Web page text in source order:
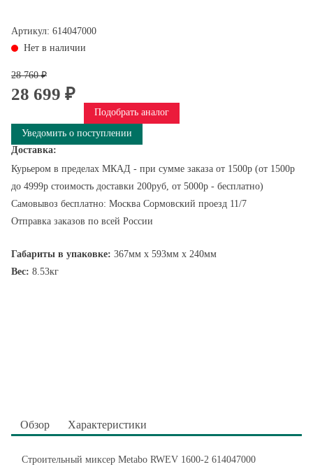
Артикул: 614047000
Нет в наличии
28 760 ₽
28 699 ₽
Подобрать аналог
Уведомить о поступлении
Доставка:
Курьером в пределах МКАД - при сумме заказа от 1500р (от 1500р
до 4999р стоимость доставки 200руб, от 5000р - бесплатно)
Самовывоз бесплатно: Москва Сормовский проезд 11/7
Отправка заказов по всей России
Габариты в упаковке: 367мм x 593мм x 240мм
Вес: 8.53кг
Обзор Характеристики
Строительный миксер Metabo RWEV 1600-2 614047000